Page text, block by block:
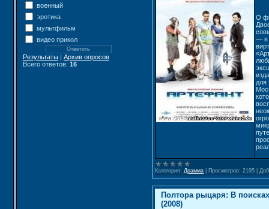
военный
эротика
мультфильм
видео прикол
Результаты | Архив опросов
Всего ответов: 16
О
— в
для
Категория: Драмма Просмотров: 2195
Полтора рыцаря: В
(2008)